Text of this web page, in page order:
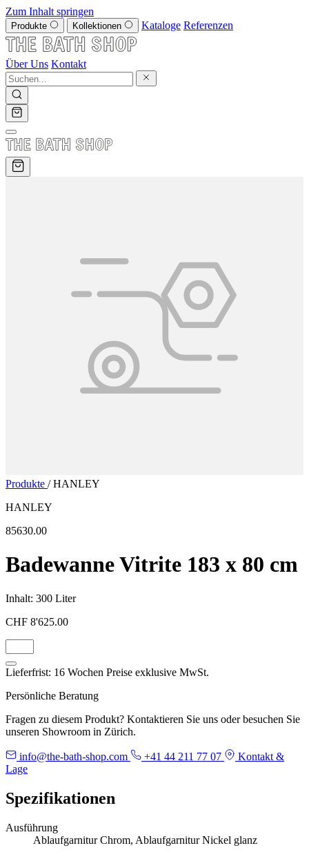
Zum Inhalt springen
Produkte Kollektionen Kataloge Referenzen
Über Uns Kontakt
Produkte / HANLEY
HANLEY
85630.00
Badewanne Vitrite 183 x 80 cm
Inhalt: 300 Liter
CHF 8'625.00
Lieferfrist: 16 Wochen Preise exklusive MwSt.
Persönliche Beratung
Fragen zu diesem Produkt? Kontaktieren Sie uns oder besuchen Sie
unseren Showroom in Zürich.
info@the-bath-shop.com +41 44 211 77 07
Kontakt &
Lage
Spezifikationen
Ausführung
Ablaufgarnitur Chrom, Ablaufgarnitur Nickel glanz